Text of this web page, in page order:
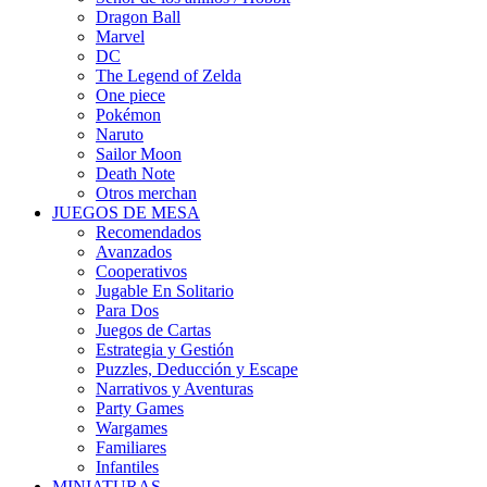
Dragon Ball
Marvel
DC
The Legend of Zelda
One piece
Pokémon
Naruto
Sailor Moon
Death Note
Otros merchan
JUEGOS DE MESA
Recomendados
Avanzados
Cooperativos
Jugable En Solitario
Para Dos
Juegos de Cartas
Estrategia y Gestión
Puzzles, Deducción y Escape
Narrativos y Aventuras
Party Games
Wargames
Familiares
Infantiles